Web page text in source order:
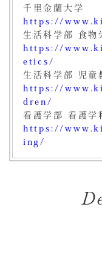
千里金蘭大学
https://
生活科学部 食物
https://
etics/
生活科学部 児童
https://
dren/
看護学部 看護学
https://
ing/